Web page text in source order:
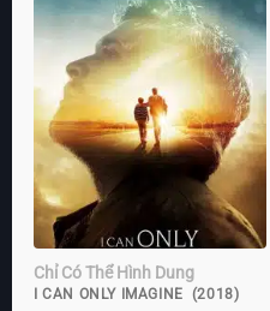
Chỉ Có Thể Hình Dung
I CAN ONLY IMAGINE (2018)